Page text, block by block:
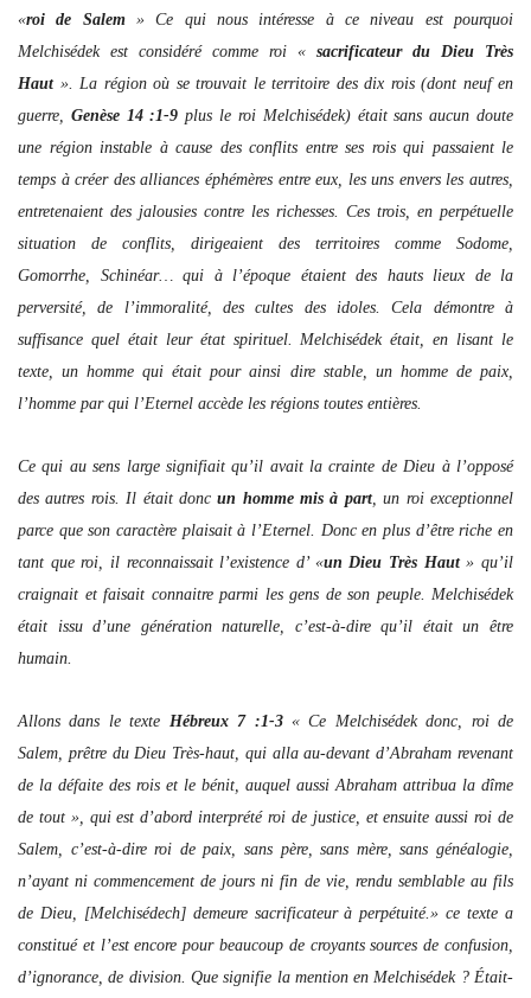
«roi de Salem» Ce qui nous intéresse à ce niveau est pourquoi
Melchisédek est considéré comme roi « sacrificateur du Dieu Très
Haut ». La région où se trouvait le territoire des dix rois (dont neuf en
guerre, Genèse 14 :1-9 plus le roi Melchisédek) était sans aucun doute
une région instable à cause des conflits entre ses rois qui passaient le
temps à créer des alliances éphémères entre eux, les uns envers les autres,
entretenaient des jalousies contre les richesses. Ces trois, en perpétuelle
situation de conflits, dirigeaient des territoires comme Sodome,
Gomorrhe, Schinéar… qui à l’époque étaient des hauts lieux de la
perversité, de l’immoralité, des cultes des idoles. Cela démontre à
suffisance quel était leur état spirituel. Melchisédek était, en lisant le
texte, un homme qui était pour ainsi dire stable, un homme de paix,
l’homme par qui l’Eternel accède les régions toutes entières.
Ce qui au sens large signifiait qu’il avait la crainte de Dieu à l’opposé
des autres rois. Il était doncun homme mis à part, un roi exceptionnel
parce que son caractère plaisait à l’Eternel. Donc en plus d’être riche en
tant que roi, il reconnaissait l’existence d’ «un Dieu Très Haut» qu’il
craignait et faisait connaitre parmi les gens de son peuple. Melchisédek
était issu d’une génération naturelle, c’est-à-dire qu’il était un être
humain.
Allons dans le texte Hébreux 7 :1-3 « Ce Melchisédek donc, roi de
Salem, prêtre du Dieu Très-haut, qui alla au-devant d’Abraham revenant
de la défaite des rois et le bénit, auquel aussi Abraham attribua la dîme
de tout », qui est d’abord interprété roi de justice, et ensuite aussi roi de
Salem, c’est-à-dire roi de paix, sans père, sans mère, sans généalogie,
n’ayant ni commencement de jours ni fin de vie, rendu semblable au fils
de Dieu, [Melchisédech] demeure sacrificateur à perpétuité.» ce texte a
constitué et l’est encore pour beaucoup de croyants sources de confusion,
d’ignorance, de division. Que signifie la mention en Melchisédek ? Était-